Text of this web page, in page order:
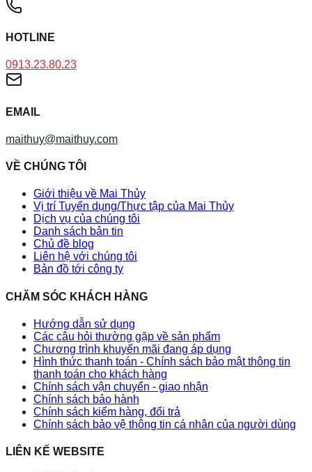
HOTLINE
0913.23.80.23
EMAIL
maithuy@maithuy.com
VỀ CHÚNG TÔI
Giới thiệu về Mai Thủy
Vị trí Tuyển dụng/Thực tập của Mai Thủy
Dịch vụ của chúng tôi
Danh sách bản tin
Chủ đề blog
Liên hệ với chúng tôi
Bản đồ tới công ty
CHĂM SÓC KHÁCH HÀNG
Hướng dẫn sử dụng
Các câu hỏi thường gặp về sản phẩm
Chương trình khuyến mãi đang áp dụng
Hình thức thanh toán - Chính sách bảo mật thông tin
thanh toán cho khách hàng
Chính sách vận chuyển - giao nhận
Chính sách bảo hành
Chính sách kiểm hàng, đổi trả
Chính sách bảo vệ thông tin cá nhân của người dùng
LIÊN KẾ WEBSITE